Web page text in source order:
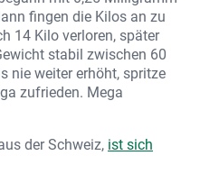
fingen die Kilos an zu
14 Kilo verloren, später
stabil zwischen 60
nie weiter erhöht, spritze
zufrieden. Mega
der Schweiz, ist sich